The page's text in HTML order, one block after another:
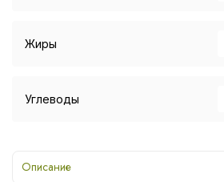
Жиры
Углеводы
Описание